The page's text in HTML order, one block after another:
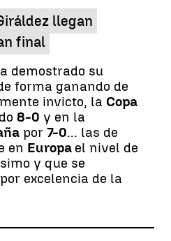
llegan
final
demostrado su
forma ganando de
invicto, la Copa
8-0 y en la
por 7-0... las de
en Europa el nivel de
y que se
excelencia de la